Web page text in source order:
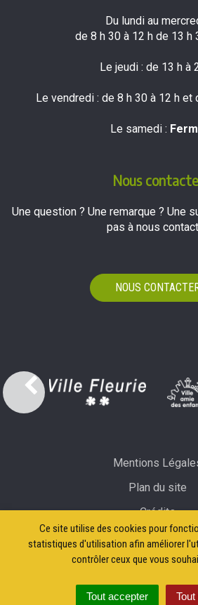
Ce site utilise des cookies pour
statistiques d'utilisation afin améliorer
contrôler ceux que vous
Tout accepter
Du lundi au
de 8 h 30 à 12 h de 13 h
Le jeudi : de 13 h à
Le vendredi : de 8 h 30 à 12 h et
Le samedi :
Nous
Une question ? Une remarque ? Une
pas à nous
NOUS
Mentions
Plan du site
Crédits
Accessibilité: